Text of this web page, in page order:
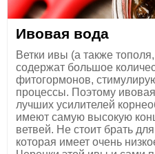
Ивовая вода
Ветки ивы (а также
содержат большое
фитогормонов,
процессы. Поэтому
лучших усилителей
имеют самую высокую
ветвей. Не стоит брать
которая имеет очень